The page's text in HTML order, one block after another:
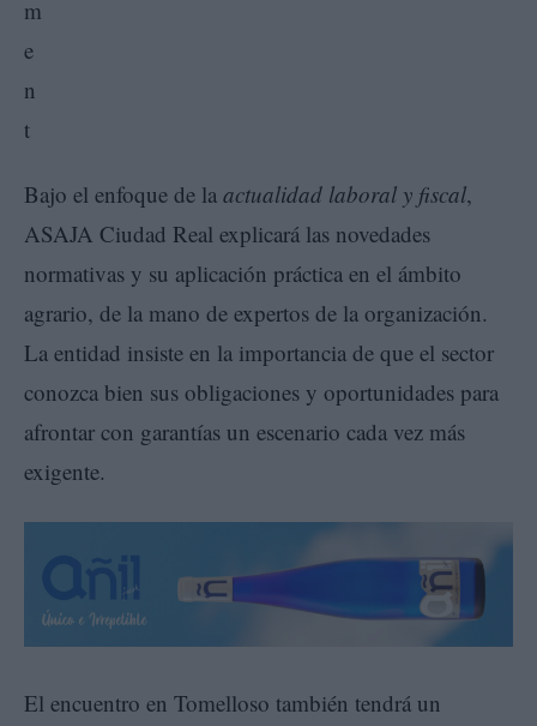
Bajo el enfoque de la actualidad laboral y fiscal,
ASAJA Ciudad Real explicará las novedades
normativas y su aplicación práctica en el ámbito
agrario, de la mano de expertos de la organización.
La entidad insiste en la importancia de que el sector
conozca bien sus obligaciones y oportunidades para
afrontar con garantías un escenario cada vez más
exigente.
El encuentro en Tomelloso también tendrá un